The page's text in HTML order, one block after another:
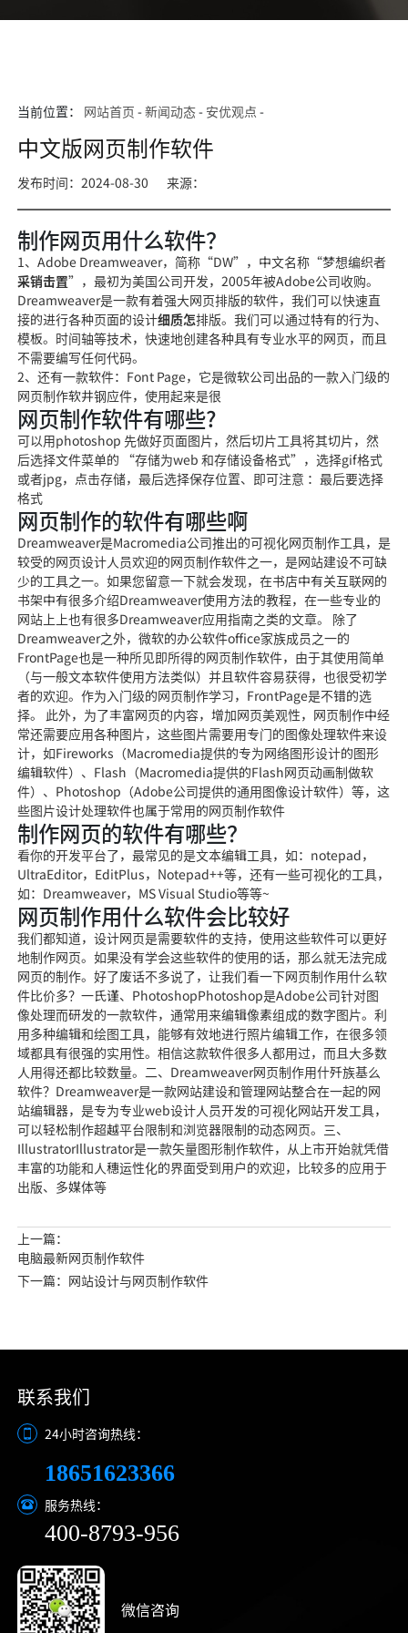
当前位置： 网站首页 -新闻动态- 安优观点 -
中文版网页制作软件
发布时间：2024-08-30 来源：
制作网页用什么软件？
1、Adobe Dreamweaver，简称“DW”，中文名称“梦想编织者
采销击置”，最初为美国公司开发，2005年被Adobe公司收购。
Dreamweaver是一款有着强大网页排版的软件，我们可以快速直
接的进行各种页面的设计细质怎排版。我们可以通过特有的行为、
模板。时间轴等技术，快速地创建各种具有专业水平的网页，而且
不需要编写任何代码。
2、还有一款软件：Font Page，它是微软公司出品的一款入门级的
网页制作软井钢应件，使用起来是很
网页制作软件有哪些?
可以用photoshop 先做好页面图片，然后切片工具将其切片，然
后选择文件菜单的 “存储为web 和存储设备格式”，选择gif格式
或者jpg，点击存储，最后选择保存位置、即可注意 ：最后要选择
格式
网页制作的软件有哪些啊
Dreamweaver是Macromedia公司推出的可视化网页制作工具，是
较受的网页设计人员欢迎的网页制作软件之一，是网站建设不可缺
少的工具之一。如果您留意一下就会发现，在书店中有关互联网的
书架中有很多介绍Dreamweaver使用方法的教程，在一些专业的
网站上上也有很多Dreamweaver应用指南之类的文章。 除了
Dreamweaver之外，微软的办公软件office家族成员之一的
FrontPage也是一种所见即所得的网页制作软件，由于其使用简单
（与一般文本软件使用方法类似）并且软件容易获得，也很受初学
者的欢迎。作为入门级的网页制作学习，FrontPage是不错的选
择。 此外，为了丰富网页的内容，增加网页美观性，网页制作中经
常还需要应用各种图片，这些图片需要用专门的图像处理软件来设
计，如Fireworks（Macromedia提供的专为网络图形设计的图形
编辑软件）、Flash（Macromedia提供的Flash网页动画制做软
件）、Photoshop（Adobe公司提供的通用图像设计软件）等，这
些图片设计处理软件也属于常用的网页制作软件
制作网页的软件有哪些？
看你的开发平台了，最常见的是文本编辑工具，如：notepad，
UltraEditor，EditPlus，Notepad++等，还有一些可视化的工具，
如：Dreamweaver，MS Visual Studio等等~
网页制作用什么软件会比较好
我们都知道，设计网页是需要软件的支持，使用这些软件可以更好
地制作网页。如果没有学会这些软件的使用的话，那么就无法完成
网页的制作。好了废话不多说了，让我们看一下网页制作用什么软
件比价多？一氏谨、PhotoshopPhotoshop是Adobe公司针对图
像处理而研发的一款软件，通常用来编辑像素组成的数字图片。利
用多种编辑和绘图工具，能够有效地进行照片编辑工作，在很多领
域都具有很强的实用性。相信这款软件很多人都用过，而且大多数
人用得还都比较数量。二、Dreamweaver网页制作用什歼族基么
软件？Dreamweaver是一款网站建设和管理网站整合在一起的网
站编辑器，是专为专业web设计人员开发的可视化网站开发工具，
可以轻松制作超越平台限制和浏览器限制的动态网页。三、
IllustratorIllustrator是一款矢量图形制作软件，从上市开始就凭借
丰富的功能和人穗运性化的界面受到用户的欢迎，比较多的应用于
出版、多媒体等
上一篇：
电脑最新网页制作软件
下一篇：网站设计与网页制作软件
联系我们
24小时咨询热线：
18651623366
服务热线：
400-8793-956
微信咨询